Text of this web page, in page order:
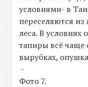
условиями- в
переселяются
леса. В условиях
тапиры всё чаще
вырубках,
-
Фото 7.